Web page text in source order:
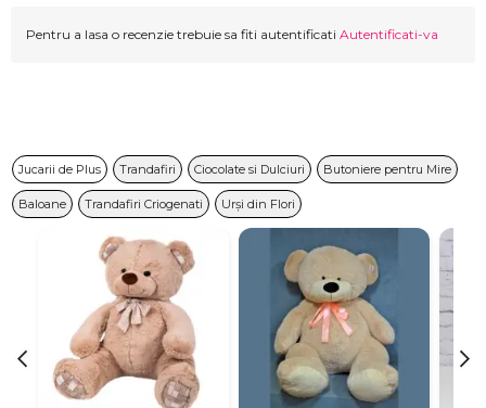
Pentru a lasa o recenzie trebuie sa fiti autentificati Autentificati-va
Jucarii de Plus Trandafiri Ciocolate si Dulciuri Butoniere pentru Mire
Baloane Trandafiri Criogenati Urși din Flori